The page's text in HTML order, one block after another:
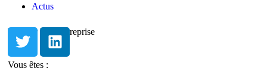
Actus
Trouver Une entreprise
Vous êtes :